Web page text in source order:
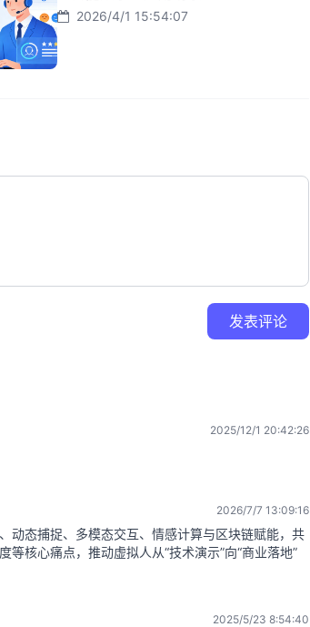
2026/4/1 15:54:07
发表评论
2025/12/1 20:42:26
2026/7/7 13:09:16
态捕捉、多模态交互、情感计算与区块链赋能，共
核心痛点，推动虚拟人从“技术演示”向“商业落地”
2025/5/23 8:54:40